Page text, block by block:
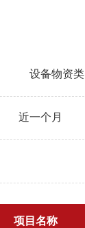
设备物资类
近一个月
项目名称